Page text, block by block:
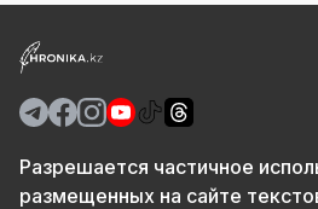
Разрешается частичное
размещенных на сайте